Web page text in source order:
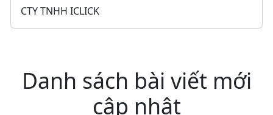
CTY TNHH ICLICK
Danh sách bài viết mới
cập nhật